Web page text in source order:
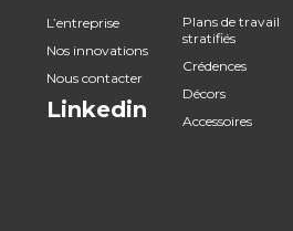
L’entreprise
Nos innovations
Nous contacter
Linkedin
Plans de travail
stratifiés
Crédences
Décors
Accessoires